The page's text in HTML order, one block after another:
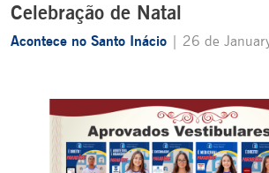
Celebração de Natal
Acontece no Santo Inácio | 26 de